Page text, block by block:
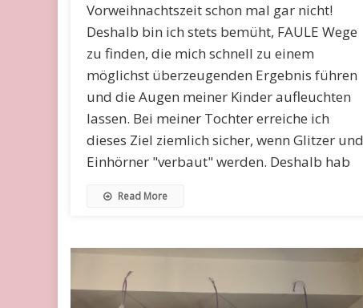
Vorweihnachtszeit schon mal gar nicht!
Deshalb bin ich stets bemüht, FAULE Wege
zu finden, die mich schnell zu einem
möglichst überzeugenden Ergebnis führen
und die Augen meiner Kinder aufleuchten
lassen. Bei meiner Tochter erreiche ich
dieses Ziel ziemlich sicher, wenn Glitzer und
Einhörner "verbaut" werden. Deshalb hab
Read More